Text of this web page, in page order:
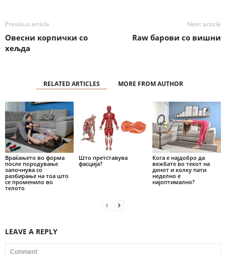
Previous article
Овесни корпички со
хељда
Next article
Raw барови со вишни
RELATED ARTICLES MORE FROM AUTHOR
Враќањето во форма
после породување
започнува со
разбирање на тоа што
се променило во
телото
Што претставува
фасција?
Кога е најдобро да
вежбате во текот на
денот и колку пати
неделно е
најоптимално?
LEAVE A REPLY